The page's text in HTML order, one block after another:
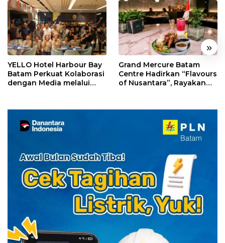
« »
YELLO Hotel Harbour Bay
Batam Perkuat Kolaborasi
dengan Media melalui
Grand Mercure Batam
Centre Hadirkan “Flavours
of Nusantara”, Rayakan